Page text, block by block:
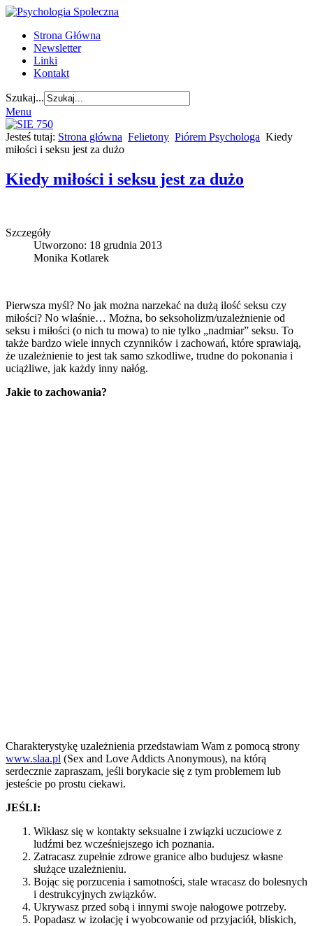
Strona Główna
Newsletter
Linki
Kontakt
Szukaj...
Menu
Jesteś tutaj: Strona główna Felietony Piórem Psychologa Kiedy
miłości i seksu jest za dużo
Kiedy miłości i seksu jest za dużo
Szczegóły
Utworzono: 18 grudnia 2013
Monika Kotlarek
Pierwsza myśl? No jak można narzekać na dużą ilość seksu czy
miłości? No właśnie… Można, bo seksoholizm/uzależnienie od
seksu i miłości (o nich tu mowa) to nie tylko „nadmiar” seksu. To
także bardzo wiele innych czynników i zachowań, które sprawiają,
że uzależnienie to jest tak samo szkodliwe, trudne do pokonania i
uciążliwe, jak każdy inny nałóg.
Jakie to zachowania?
Charakterystykę uzależnienia przedstawiam Wam z pomocą strony
www.slaa.pl (Sex and Love Addicts Anonymous), na którą
serdecznie zapraszam, jeśli borykacie się z tym problemem lub
jesteście po prostu ciekawi.
JEŚLI:
Wikłasz się w kontakty seksualne i związki uczuciowe z
ludźmi bez wcześniejszego ich poznania.
Zatracasz zupełnie zdrowe granice albo budujesz własne
służące uzależnieniu.
Bojąc się porzucenia i samotności, stale wracasz do bolesnych
i destrukcyjnych związków.
Ukrywasz przed sobą i innymi swoje nałogowe potrzeby.
Popadasz w izolację i wyobcowanie od przyjaciół, bliskich,